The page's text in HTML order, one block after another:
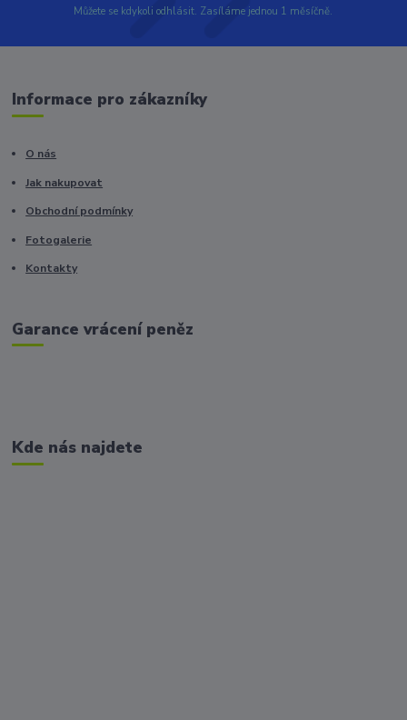
Můžete se kdykoli odhlásit. Zasíláme jednou 1 měsíčně.
Informace pro zákazníky
O nás
Jak nakupovat
Obchodní podmínky
Fotogalerie
Kontakty
Garance vrácení peněz
Kde nás najdete